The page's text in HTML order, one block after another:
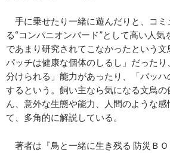
手に乗せたり一緒に遊んだりと、コミ
る“コンパニオンバード”として高い人気
であまり研究されてこなかったという
パッチは健康な個体のしるし」だった
分けられる」能力があったり、「バッハ
するという。飼い主なら気になる文鳥
ん、意外な生態や能力、人間のような
て、多角的に解説している。
著者は『鳥と一緒に生き残る 防災ＢＯ